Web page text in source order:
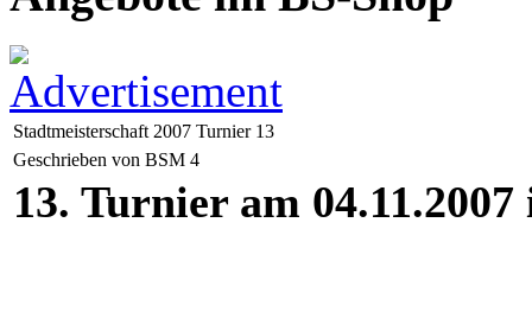
Stadtmeisterschaft 2007 Turnier 13
Geschrieben von BSM 4
13. Turnier am